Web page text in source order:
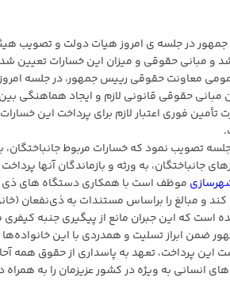
ارائه خدمات مشاوره حقوقی
داوری
انجام کلیه مسائل ثبتی
در جلسه ی امروز هیات دولت و تصویب هیئت
و مبانی حقوقی و میزان این خسارات تعیین
عمومی معاونت حقوقی رییس جمهور، در جلسه
مبانی حقوقی قانونی لازم و ایجاد
تأمین فوری اعتبار لازم برای پرداخت این
تصویب نمود که خسارات مربوط
جانباختگان، به ورثه و بازماندگان آنها
شهرسازی موظف است با همکاری دستگاه های ذی
و مبالغ را براساس مستندات به ذی‌نفعان
است که این جبران مانع از پیگیری جنبه
ضمن ابراز تسلیت و همدردی با این خانواده‌ها
این پرداخت، تعهد به پاسداری از حقوق همه
انسانی به ویژه در کشور عزیزمان را به همراه